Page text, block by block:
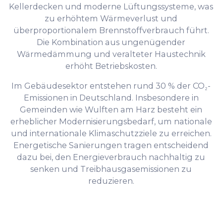
Kellerdecken und moderne Lüftungssysteme, was
zu erhöhtem Wärmeverlust und
überproportionalem Brennstoffverbrauch führt.
Die Kombination aus ungenügender
Wärmedämmung und veralteter Haustechnik
erhöht Betriebskosten.
Im Gebäudesektor entstehen rund 30 % der CO₂-
Emissionen in Deutschland. Insbesondere in
Gemeinden wie Wulften am Harz besteht ein
erheblicher Modernisierungsbedarf, um nationale
und internationale Klimaschutzziele zu erreichen.
Energetische Sanierungen tragen entscheidend
dazu bei, den Energieverbrauch nachhaltig zu
senken und Treibhausgasemissionen zu
reduzieren.